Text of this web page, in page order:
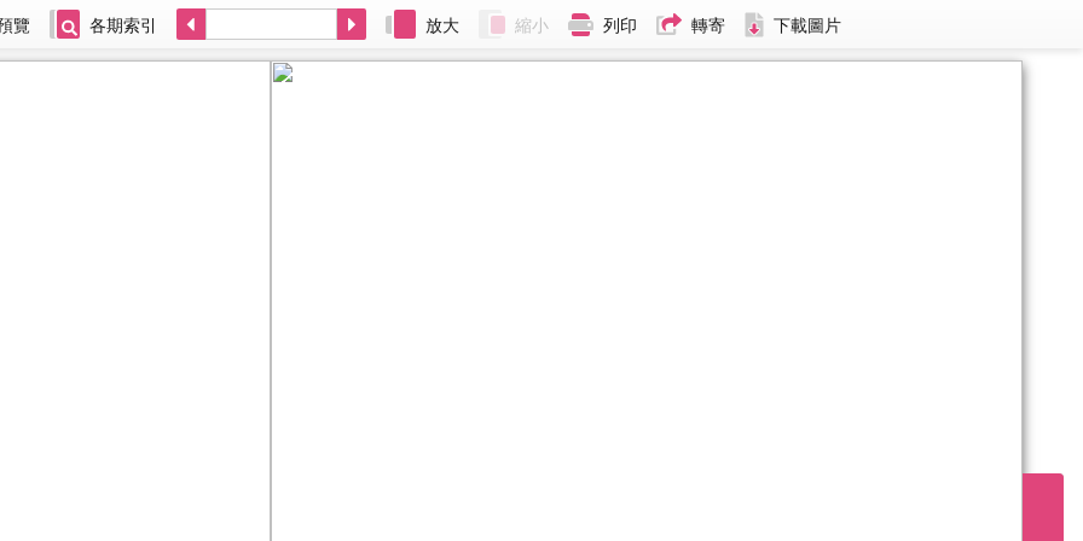
覽 各期索引 放大 縮小 列印 轉寄 下載圖片